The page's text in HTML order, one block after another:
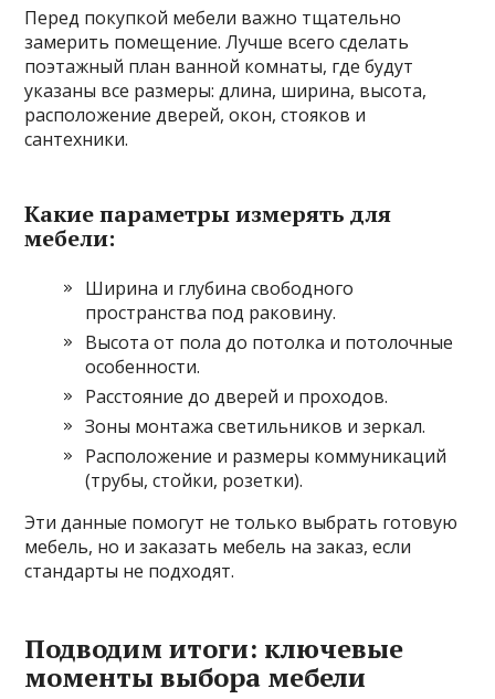
Перед покупкой мебели важно тщательно
замерить помещение. Лучше всего сделать
поэтажный план ванной комнаты, где будут
указаны все размеры: длина, ширина, высота,
расположение дверей, окон, стояков и
сантехники.
Какие параметры измерять для
мебели:
Ширина и глубина свободного
пространства под раковину.
Высота от пола до потолка и потолочные
особенности.
Расстояние до дверей и проходов.
Зоны монтажа светильников и зеркал.
Расположение и размеры коммуникаций
(трубы, стойки, розетки).
Эти данные помогут не только выбрать готовую
мебель, но и заказать мебель на заказ, если
стандарты не подходят.
Подводим итоги: ключевые
моменты выбора мебели